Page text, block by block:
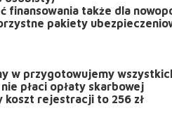
finansowania także dla
pakiety
w przygotowujemy
płaci opłaty skarbowej
koszt rejestracji to 256 zł